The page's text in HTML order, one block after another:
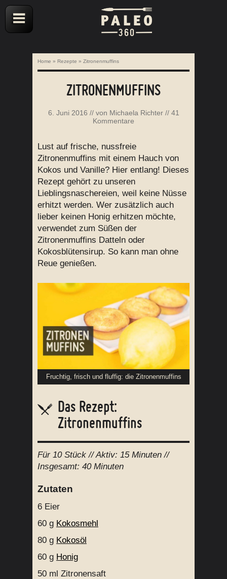
Home » Rezepte » Zitronenmuffins
ZITRONENMUFFINS
6. Juni 2016 // von Michaela Richter// 41
Kommentare
Lust auf frische, nussfreie
Zitronenmuffins mit einem Hauch von
Kokos und Vanille? Hier entlang! Dieses
Rezept gehört zu unseren
Lieblingsnaschereien, weil keine Nüsse
erhitzt werden. Wer zusätzlich auch
lieber keinen Honig erhitzen möchte,
verwendet zum Süßen der
Zitronenmuffins Datteln oder
Kokosblütensirup. So kann man ohne
Reue genießen.
Fruchtig, frisch und fluffig: die Zitronenmuffins
Das Rezept:
Zitronenmuffins
Für 10 Stück // Aktiv: 15 Minuten //
Insgesamt: 40 Minuten
Zutaten
6 Eier
60 g Kokosmehl
80 g Kokosöl
60 g Honig
50 ml Zitronensaft